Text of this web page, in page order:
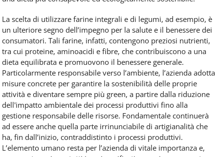
La scelta di utilizzare farine integrali e di legumi, ad esempio, è
un ulteriore segno dell’impegno per la salute e il benessere dei
consumatori. Tali farine, infatti, contengono preziosi nutrienti,
tra cui proteine, aminoacidi e ﬁbre, che contribuiscono a una
dieta equilibrata e promuovono il benessere generale.
Particolarmente responsabile verso l’ambiente, l’azienda adotta
misure concrete per garantire la sostenibilità delle proprie
attività e diventare sempre più green, a partire dalla riduzione
dell'impatto ambientale dei processi produttivi fino alla
gestione responsabile delle risorse. Fondamentale continuerà
ad essere anche quella parte irrinunciabile di artigianalità che
ha, fin dall’inizio, contraddistinto i processi produttivi.
L’elemento umano resta per l’azienda di vitale importanza e,